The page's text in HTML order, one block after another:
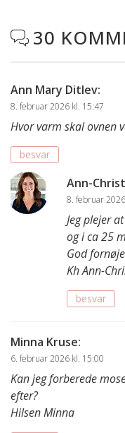
 30
Ann Mary Ditlev:
8. februar 2026 kl. 15:47
Hvor varm skal ovnen
besvar
Ann-
8. februar
Jeg plejer
og i ca 25
God
Kh Ann-
besvar
Minna Kruse:
6. februar 2026 kl. 15:00
Kan jeg forberede
efter?
Hilsen Minna